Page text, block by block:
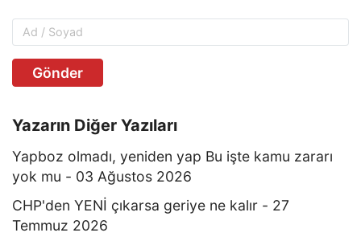
Gönder
Yazarın Diğer Yazıları
Yapboz olmadı, yeniden yap Bu işte kamu zararı
yok mu - 03 Ağustos 2026
CHP'den YENİ çıkarsa geriye ne kalır - 27
Temmuz 2026